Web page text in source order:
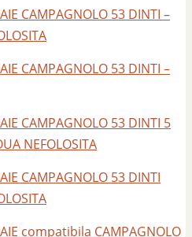
CAMPAGNOLO 53 DINTI –
CAMPAGNOLO 53 DINTI –
CAMPAGNOLO 53 DINTI 5
NEFOLOSITA
CAMPAGNOLO 53 DINTI
compatibila CAMPAGNOLO